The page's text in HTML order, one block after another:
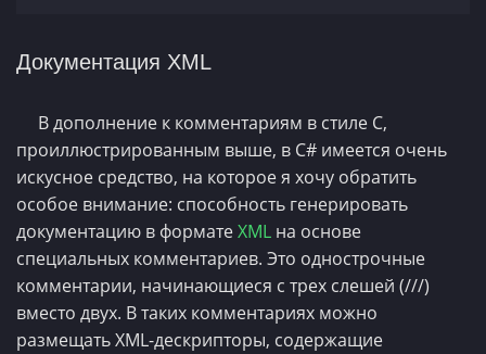
Документация XML
В дополнение к комментариям в стиле C,
проиллюстрированным выше, в C# имеется очень
искусное средство, на которое я хочу обратить
особое внимание: способность генерировать
документацию в форматеXML на основе
специальных комментариев. Это однострочные
комментарии, начинающиеся с трех слешей (///)
вместо двух. В таких комментариях можно
размещать XML-дескрипторы, содержащие